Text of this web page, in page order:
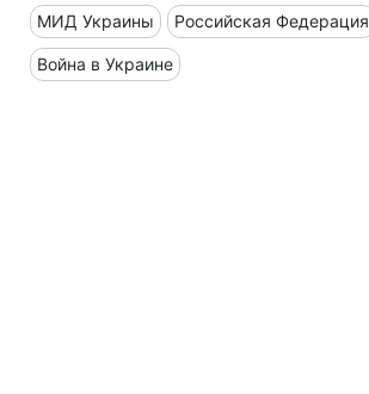
МИД Украины Российская Федерация
Война в Украине